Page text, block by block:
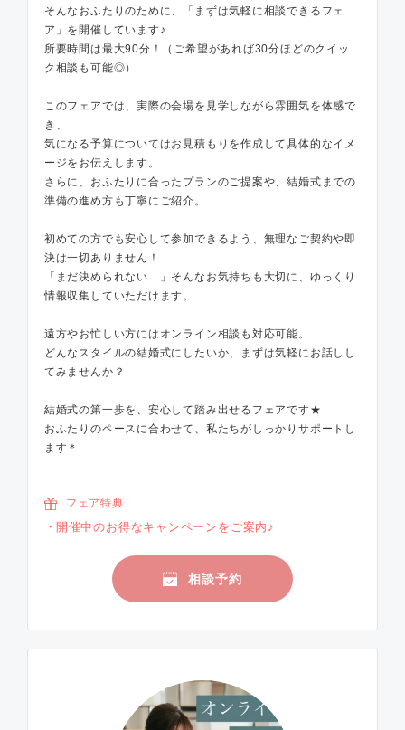
そんなおふたりのために、「まずは気軽に相談できるフェ
ア」を開催しています♪
所要時間は最大90分！（ご希望があれば30分ほどのクイッ
ク相談も可能◎）
このフェアでは、実際の会場を見学しながら雰囲気を体感で
き、
気になる予算についてはお見積もりを作成して具体的なイメ
ージをお伝えします。
さらに、おふたりに合ったプランのご提案や、結婚式までの
準備の進め方も丁寧にご紹介。
初めての方でも安心して参加できるよう、無理なご契約や即
決は一切ありません！
「まだ決められない…」そんなお気持ちも大切に、ゆっくり
情報収集していただけます。
遠方やお忙しい方にはオンライン相談も対応可能。
どんなスタイルの結婚式にしたいか、まずは気軽にお話しし
てみませんか？
結婚式の第一歩を、安心して踏み出せるフェアです★
おふたりのペースに合わせて、私たちがしっかりサポートし
ます＊
フェア特典
開催中のお得なキャンペーンをご案内♪
相談予約